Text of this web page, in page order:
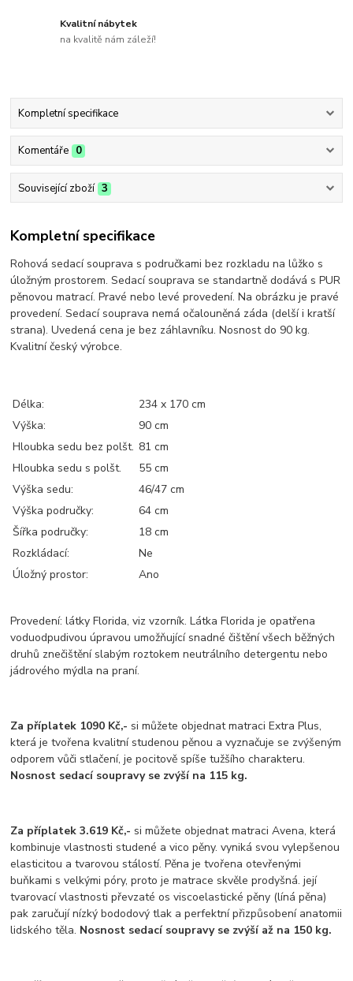
Kvalitní nábytek
na kvalitě nám záleží!
Kompletní specifikace
Komentáře 0
Související zboží 3
Kompletní specifikace
Rohová sedací souprava s područkami bez rozkladu na lůžko s
úložným prostorem. Sedací souprava se standartně dodává s PUR
pěnovou matrací. Pravé nebo levé provedení. Na obrázku je pravé
provedení. Sedací souprava nemá očalouněná záda (delší i kratší
strana). Uvedená cena je bez záhlavníku. Nosnost do 90 kg.
Kvalitní český výrobce.
Délka:
234 x 170 cm
Výška:
90 cm
Hloubka sedu bez polšt. 81 cm
Hloubka sedu s polšt.
55 cm
Výška sedu:
46/47 cm
Výška područky:
64 cm
Šířka područky:
18 cm
Rozkládací:
Ne
Úložný prostor:
Ano
Provedení: látky Florida, viz vzorník. Látka Florida je opatřena
voduodpudivou úpravou umožňující snadné čištění všech běžných
druhů znečištění slabým roztokem neutrálního detergentu nebo
jádrového mýdla na praní.
Za příplatek 1090 Kč,- si můžete objednat matraci Extra Plus,
která je tvořena kvalitní studenou pěnou a vyznačuje se zvýšeným
odporem vůči stlačení, je pocitově spíše tužšího charakteru.
Nosnost sedací soupravy se zvýší na 115 kg.
Za příplatek 3.619 Kč,- si můžete objednat matraci Avena, která
kombinuje vlastnosti studené a vico pěny. vyniká svou vylepšenou
elasticitou a tvarovou stálostí. Pěna je tvořena otevřenými
buňkami s velkými póry, proto je matrace skvěle prodyšná. její
tvarovací vlastnosti převzaté os viscoelastické pěny (líná pěna)
pak zaručují nízký bododový tlak a perfektní přizpůsobení anatomii
lidského těla. Nosnost sedací soupravy se zvýší až na 150 kg.